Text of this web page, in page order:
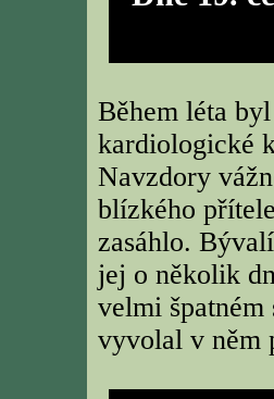
Během léta
kardiologické
Navzdory
blízkého
zasáhlo.
jej o několik
velmi
vyvolal v něm